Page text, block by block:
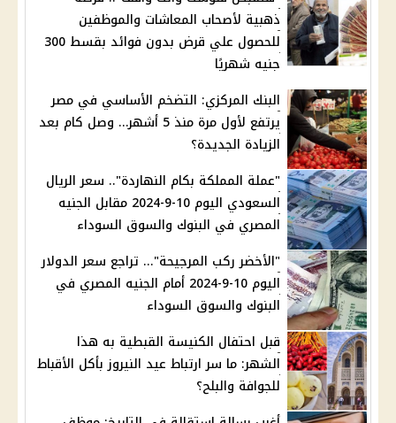
ذهبية لأصحاب المعاشات والموظفين
للحصول علي قرض بدون فوائد بقسط 300
جنيه شهريًا
البنك المركزي: التضخم الأساسي في مصر
يرتفع لأول مرة منذ 5 أشهر… وصل كام بعد
الزيادة الجديدة؟
"عملة المملكة بكام النهاردة".. سعر الريال
السعودي اليوم 10-9-2024 مقابل الجنيه
المصري في البنوك والسوق السوداء
"الأخضر ركب المرجيحة"... تراجع سعر الدولار
اليوم 10-9-2024 أمام الجنيه المصري في
البنوك والسوق السوداء
قبل احتفال الكنيسة القبطية به هذا
الشهر: ما سر ارتباط عيد النيروز بأكل الأقباط
للجوافة والبلح؟